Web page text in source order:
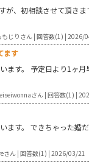
が、初相談させて頂き
もじりさん | 回答数(1) | 2026/
ます
ます。 予定日より1ヶ
さん | 回答数(1) |
ます。 できちゃった婚
さん | 回答数(1) | 2026/03/21